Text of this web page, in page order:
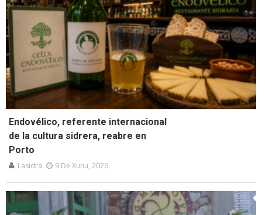
Endovélico, referente internacional
de la cultura sidrera, reabre en
Porto
Lasidra 9 De Xunu, 2026